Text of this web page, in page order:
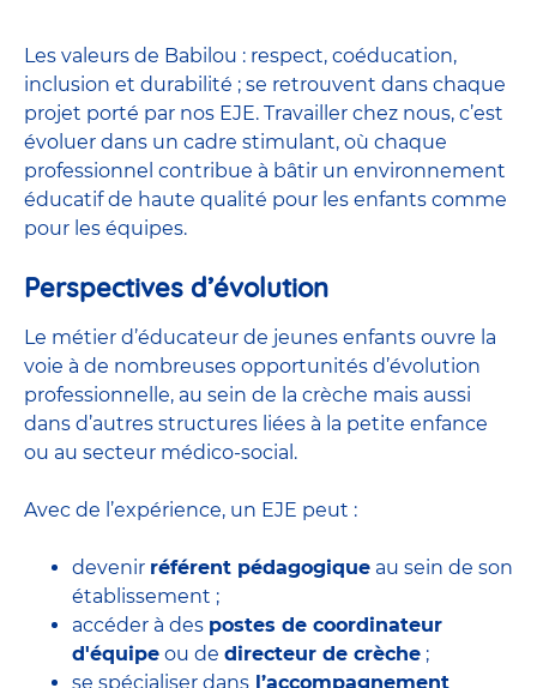
Les valeurs de Babilou : respect, coéducation,
inclusion et durabilité ; se retrouvent dans chaque
projet porté par nos EJE. Travailler chez nous, c’est
évoluer dans un cadre stimulant, où chaque
professionnel contribue à bâtir un environnement
éducatif de haute qualité pour les enfants comme
pour les équipes.
Perspectives d’évolution
Le métier d’éducateur de jeunes enfants ouvre la
voie à de nombreuses opportunités d’évolution
professionnelle, au sein de la crèche mais aussi
dans d’autres structures liées à la petite enfance
ou au secteur médico-social.
Avec de l’expérience, un EJE peut :
devenir référent pédagogique au sein de son
établissement ;
accéder à des postes de coordinateur
d'équipe ou de directeur de crèche ;
se spécialiser dans l’accompagnement